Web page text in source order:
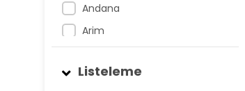
Andana
Arim
Atnis
Listeleme